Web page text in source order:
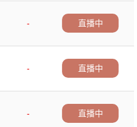
-
直播中
-
直播中
-
直播中